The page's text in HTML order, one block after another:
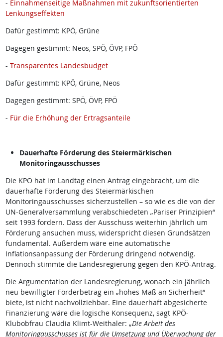
- Einnahmenseitige Maßnahmen mit zukunftsorientierten
Lenkungseffekten
Dafür gestimmt: KPÖ, Grüne
Dagegen gestimmt: Neos, SPÖ, ÖVP, FPÖ
- Transparentes Landesbudget
Dafür gestimmt: KPÖ, Grüne, Neos
Dagegen gestimmt: SPÖ, ÖVP, FPÖ
- Für die Erhöhung der Ertragsanteile
Dauerhafte Förderung des Steiermärkischen
Monitoringausschusses
Die KPÖ hat im Landtag einen Antrag eingebracht, um die
dauerhafte Förderung des Steiermärkischen
Monitoringausschusses sicherzustellen – so wie es die von der
UN-Generalversammlung verabschiedeten „Pariser Prinzipien“
seit 1993 fordern. Dass der Ausschuss weiterhin jährlich um
Förderung ansuchen muss, widerspricht diesen Grundsätzen
fundamental. Außerdem wäre eine automatische
Inflationsanpassung der Förderung dringend notwendig.
Dennoch stimmte die Landesregierung gegen den KPÖ-Antrag.
Die Argumentation der Landesregierung, wonach ein jährlich
neu bewilligter Förderbetrag ein „hohes Maß an Sicherheit“
biete, ist nicht nachvollziehbar. Eine dauerhaft abgesicherte
Finanzierung wäre die logische Konsequenz, sagt KPÖ-
Klubobfrau Claudia Klimt-Weithaler: „Die Arbeit des
Monitoringausschusses ist für die Umsetzung und Überwachung der